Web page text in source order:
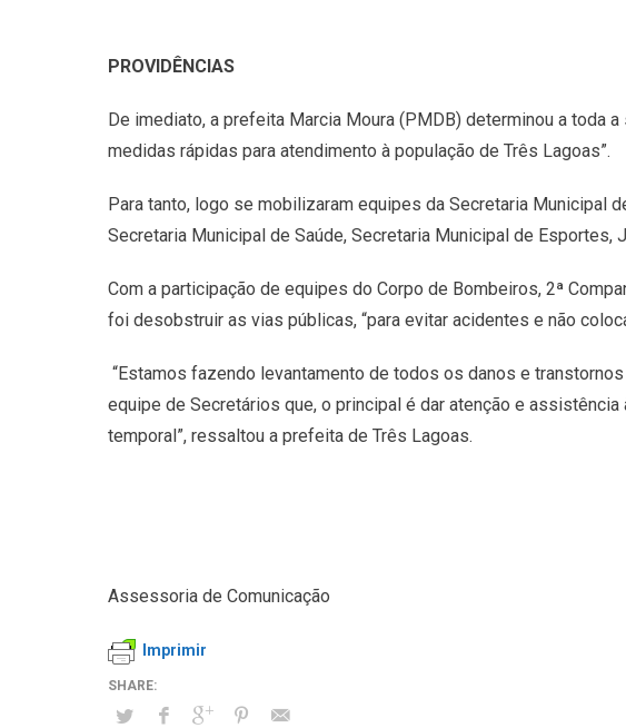
PROVIDÊNCIAS
De imediato, a prefeita Marcia Moura (PMDB) determinou a toda
medidas rápidas para atendimento à população de Três Lagoas”.
Para tanto, logo se mobilizaram equipes da Secretaria Municipal
Secretaria Municipal de Saúde, Secretaria Municipal de Esportes,
Com a participação de equipes do Corpo de Bombeiros, 2ª
foi desobstruir as vias públicas, “para evitar acidentes e não
“Estamos fazendo levantamento de todos os danos e
equipe de Secretários que, o principal é dar atenção e
temporal”, ressaltou a prefeita de Três Lagoas.
Assessoria de Comunicação
Imprimir